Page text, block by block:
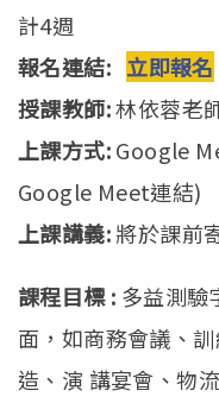
計4週
報名連結: 立即報名
授課教師:林依蓉老
上課方式:Google
Google Meet連結)
上課講義:將於課前
課程目標: 多益測驗
面，如商務會議、
造、演 講宴會、物